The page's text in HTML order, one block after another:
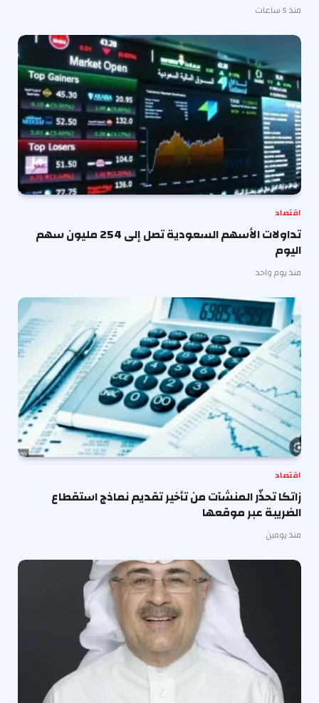
منذ 5 ساعات
اقتصاد
تداولات الأسهم السعودية تصل إلى 254 مليون سهم
اليوم
منذ يوم واحد
اقتصاد
زاتكا تحذّر المنشآت من تأخير تقديم نماذج استقطاع
الضريبة عبر موقعها
منذ يومين